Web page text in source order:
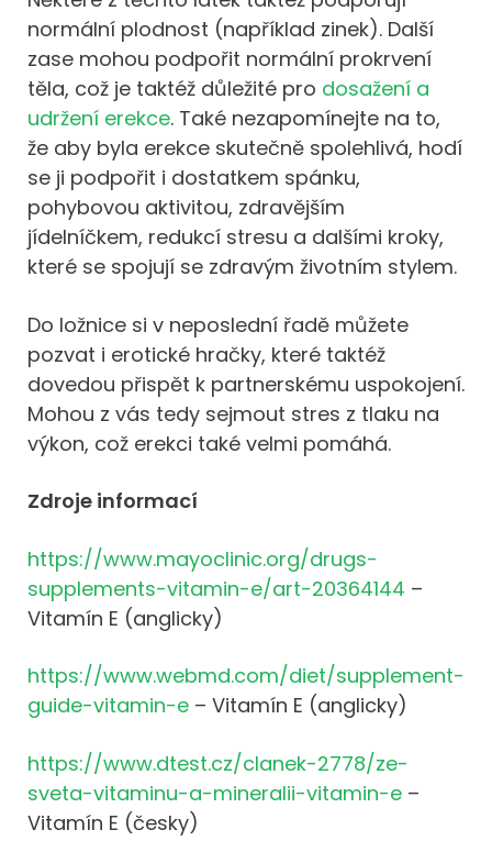
normální plodnost (například zinek). Další
zase mohou podpořit normální prokrvení
těla, což je taktéž důležité pro dosažení a
udržení erekce. Také nezapomínejte na to,
že aby byla erekce skutečně spolehlivá, hodí
se ji podpořit i dostatkem spánku,
pohybovou aktivitou, zdravějším
jídelníčkem, redukcí stresu a dalšími kroky,
které se spojují se zdravým životním stylem.
Do ložnice si v neposlední řadě můžete
pozvat i erotické hračky, které taktéž
dovedou přispět k partnerskému uspokojení.
Mohou z vás tedy sejmout stres z tlaku na
výkon, což erekci také velmi pomáhá.
Zdroje informací
https://www.mayoclinic.org/drugs-
supplements-vitamin-e/art-20364144 –
Vitamín E (anglicky)
https://www.webmd.com/diet/supplement-
guide-vitamin-e – Vitamín E (anglicky)
https://www.dtest.cz/clanek-2778/ze-
sveta-vitaminu-a-mineralii-vitamin-e –
Vitamín E (česky)